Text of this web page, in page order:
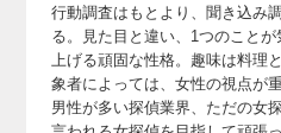
行動調査はもとより、聞き込み
る。見た目と違い、1つのこと
上げる頑固な性格。趣味は料理
象者によっては、女性の視点が
男性が多い探偵業界、ただの女